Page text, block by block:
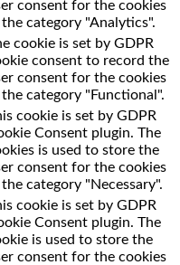
consent for the cookies
category "Analytics".
cookie is set by GDPR
consent to record the
consent for the cookies
category "Functional".
cookie is set by GDPR
Consent plugin. The
is used to store the
consent for the cookies
category "Necessary".
cookie is set by GDPR
Consent plugin. The
is used to store the
consent for the cookies